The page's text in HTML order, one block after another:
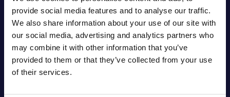
provide social media features and to analyse our traffic.
We also share information about your use of our site with
our social media, advertising and analytics partners who
may combine it with other information that you’ve
provided to them or that they’ve collected from your use
of their services.
электронной почте.
Электронная почта